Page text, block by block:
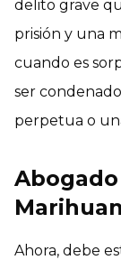
delito grave
prisión y una
cuando es
ser
perpetua o
Ahora, debe